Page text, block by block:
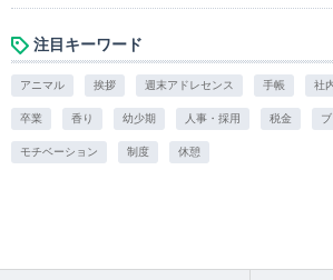
注目キーワード
アニマル 挨拶 週末アドレセンス 手帳 社
卒業 香り 幼少期 人事・採用 税金
モチベーション 制度 休憩